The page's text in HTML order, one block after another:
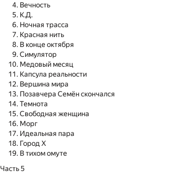
Вечность
К.Д.
Ночная трасса
Красная нить
В конце октября
Симулятор
Медовый месяц
Капсула реальности
Вершина мира
Позавчера Семён скончался
Темнота
Свободная женщина
Морг
Идеальная пара
Город Х
В тихом омуте
Часть 5